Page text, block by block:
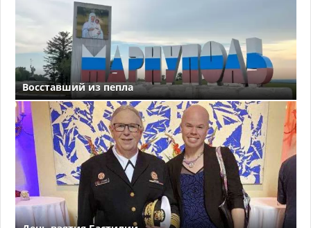
Восставший из пепла